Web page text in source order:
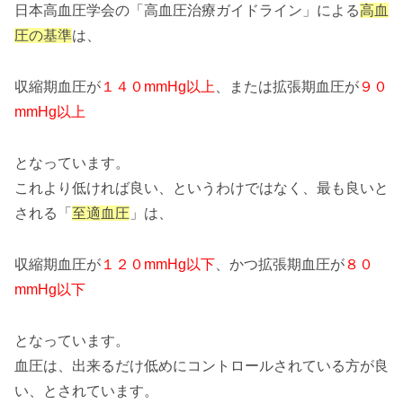
日本高血圧学会の「高血圧治療ガイドライン」による高血
圧の基準は、
収縮期血圧が １４０mmHg以上 、または拡張期血圧が ９０
mmHg以上
となっています。
これより低ければ良い、というわけではなく、最も良いと
される「 至適血圧 」は、
収縮期血圧が １２０mmHg以下 、かつ拡張期血圧が８０
mmHg以下
となっています。
血圧は、出来るだけ低めにコントロールされている方が良
い、とされています。